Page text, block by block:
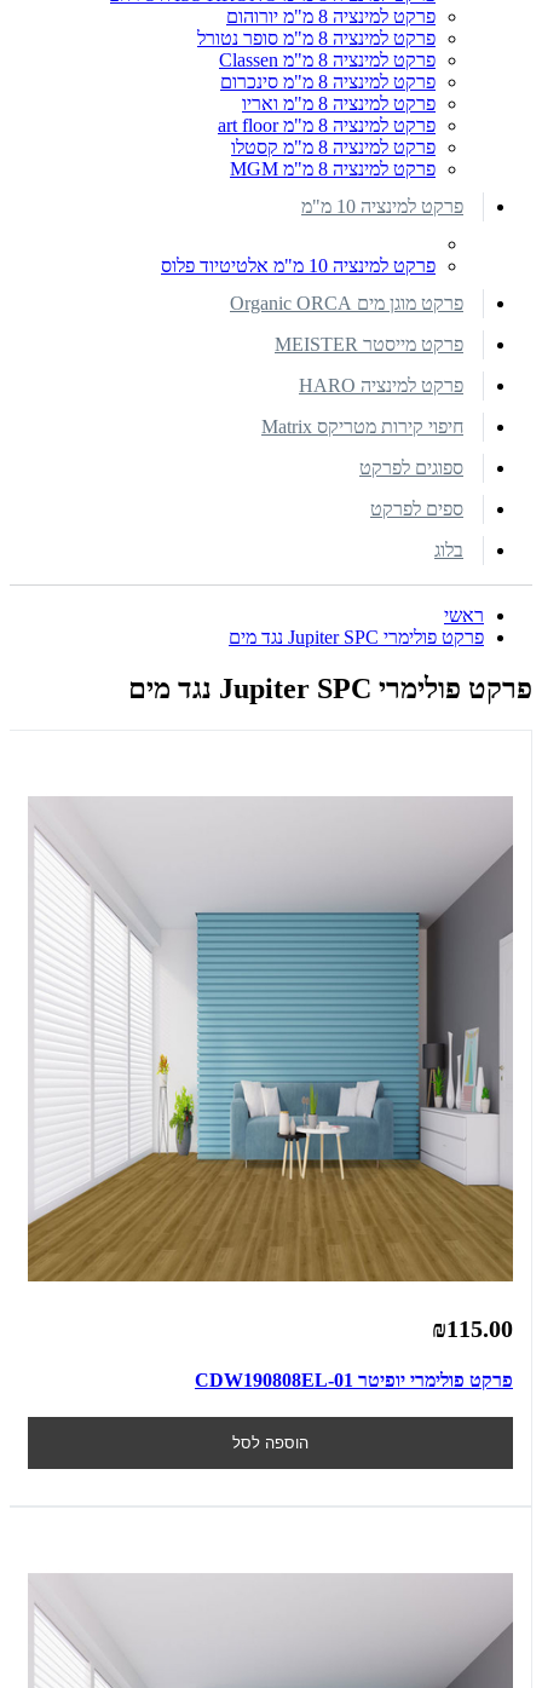
פרקט למינציה 8 מ"מ יורוהום
פרקט למינציה 8 מ"מ סופר נטורל
פרקט למינציה 8 מ"מ Classen
פרקט למינציה 8 מ"מ סינכרום
פרקט למינציה 8 מ"מ ואריו
פרקט למינציה 8 מ"מ art floor
פרקט למינציה 8 מ"מ קסטלו
פרקט למינציה 8 מ"מ MGM
פרקט למינציה 10 מ"מ
פרקט למינציה 10 מ"מ אלטיטיוד פלוס
פרקט מוגן מים Organic ORCA
פרקט מייסטר MEISTER
פרקט למינציה HARO
חיפוי קירות מטריקס Matrix
ספוגים לפרקט
ספים לפרקט
בלוג
ראשי
פרקט פולימרי Jupiter SPC נגד מים
פרקט פולימרי Jupiter SPC נגד מים
₪115.00
פרקט פולימרי יופיטר CDW190808EL-01
הוספה לסל